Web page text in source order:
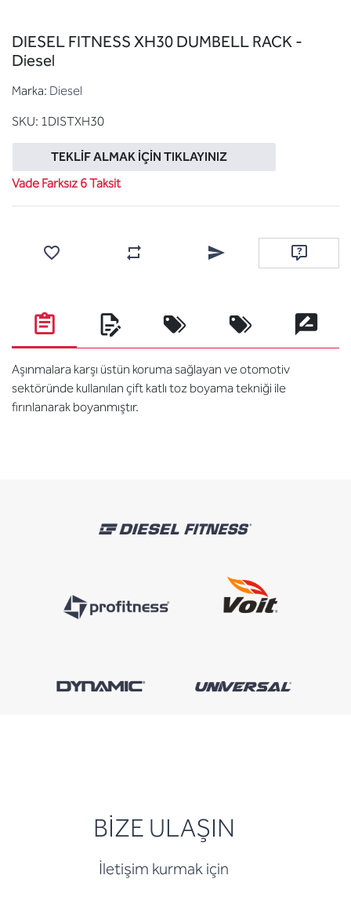
DIESEL FITNESS XH30 DUMBELL RACK -
Diesel
Marka: Diesel
SKU: 1DISTXH30
TEKLIF ALMAK İÇIN TIKLAYINIZ
Vade Farksız 6 Taksit
Karşılaştırma listesine ekleArkadaşına e-posta ile
Soru sor
Aşınmalara karşı üstün koruma sağlayan ve otomotiv
sektöründe kullanılan çift katlı toz boyama tekniği ile
fırınlanarak boyanmıştır.
BİZE ULAŞIN
İletişim kurmak için